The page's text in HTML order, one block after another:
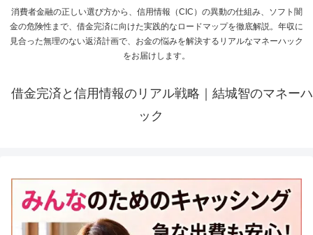
消費者金融の正しい選び方から、信用情報（CIC）の異動の仕組み、ソフト闇
金の危険性まで、借金完済に向けた実践的なロードマップを徹底解説。年収に
見合った無理のない返済計画で、お金の悩みを解決するリアルなマネーハック
をお届けします。
借金完済と信用情報のリアル戦略｜結城智のマネーハ
ック